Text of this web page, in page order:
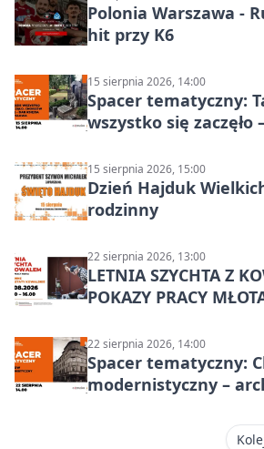
Polonia Warszawa -
hit przy K6
15 sierpnia 2026, 14:00
Spacer tematyczny:
wszystko się zaczęło
15 sierpnia 2026, 15:00
Dzień Hajduk
rodzinny
22 sierpnia 2026, 13:00
LETNIA SZYCHTA Z
POKAZY PRACY
22 sierpnia 2026, 14:00
Spacer tematyczny:
modernistyczny –